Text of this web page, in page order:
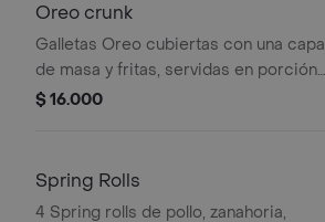
Oreo crunk
Galletas Oreo cubiertas con una capa
de masa y fritas, servidas en porción
de 4 unidades.
$ 16.000
Spring Rolls
4 Spring rolls de pollo, zanahoria,